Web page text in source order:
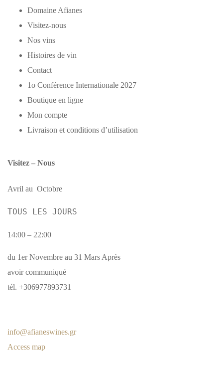
Domaine Afianes
Visitez-nous
Nos vins
Histoires de vin
Contact
1o Conférence Internationale 2027
Boutique en ligne
Mon compte
Livraison et conditions d’utilisation
Visitez – Nous
Avril au Octobre
TOUS LES JOURS
14:00 – 22:00
du 1er Novembre au 31 Mars Après
avoir communiqué
tél. +306977893731
info@afianeswines.gr
Access map